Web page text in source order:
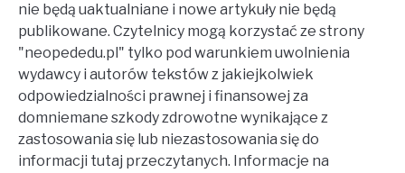
nie będą uaktualniane i nowe artykuły nie będą
publikowane. Czytelnicy mogą korzystać ze strony
"neopededu.pl" tylko pod warunkiem uwolnienia
wydawcy i autorów tekstów z jakiejkolwiek
odpowiedzialności prawnej i finansowej za
domniemane szkody zdrowotne wynikające z
zastosowania się lub niezastosowania się do
informacji tutaj przeczytanych. Informacje na